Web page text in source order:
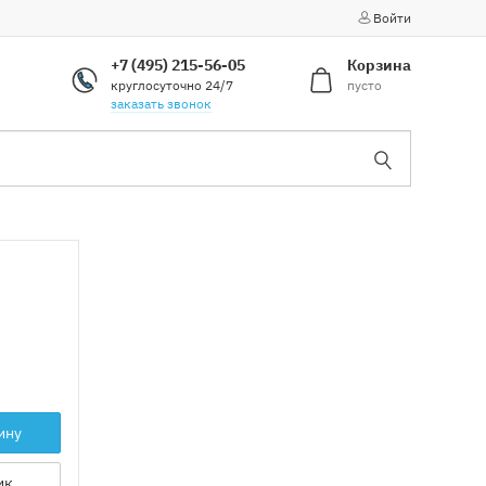
Войти
+7 (495) 215-56-05
круглосуточно 24/7
заказать звонок
Корзина
пусто